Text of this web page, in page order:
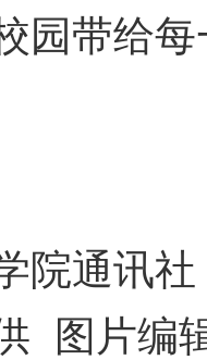
园带给
院通讯社
图片编